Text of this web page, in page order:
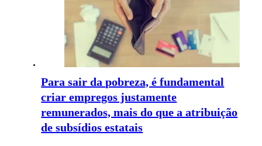
Para sair da pobreza, é fundamental
criar empregos justamente
remunerados, mais do que a atribuição
de subsídios estatais